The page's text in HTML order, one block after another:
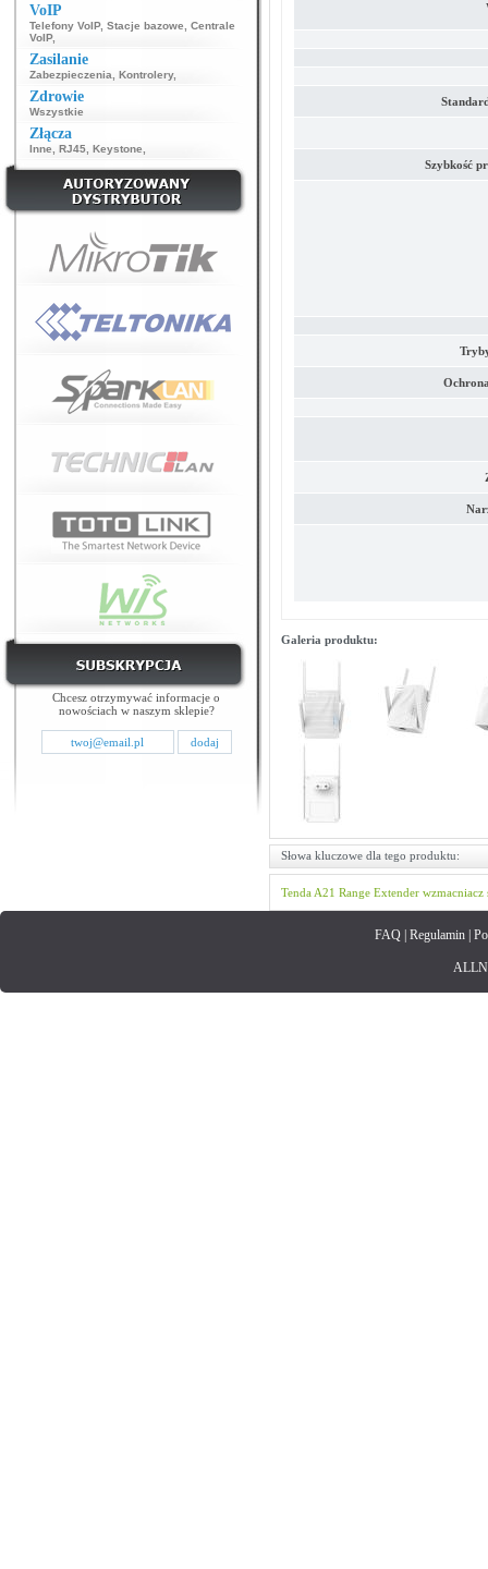
VoIP
Telefony VoIP, Stacje bazowe
Centrale
VoIP,
Zasilanie
Zabezpieczenia Kontrolery,
Zdrowie
Wszystkie
Złącza
Inne RJ45 Keystone
Chcesz otrzymywać informacje o
nowościach w naszym sklepie?
Szybkość
Galeria produktu:
Słowa kluczowe dla tego produktu:
Tenda A21 Range Extender wzmacniacz
FAQ| Regulamin|